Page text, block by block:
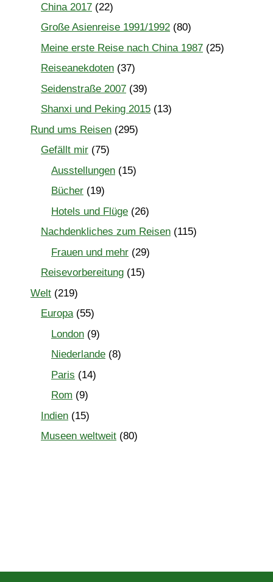
China 2017 (22)
Große Asienreise 1991/1992 (80)
Meine erste Reise nach China 1987 (25)
Reiseanekdoten (37)
Seidenstraße 2007 (39)
Shanxi und Peking 2015 (13)
Rund ums Reisen (295)
Gefällt mir (75)
Ausstellungen (15)
Bücher (19)
Hotels und Flüge (26)
Nachdenkliches zum Reisen (115)
Frauen und mehr (29)
Reisevorbereitung (15)
Welt (219)
Europa(55)
London (9)
Niederlande (8)
Paris (14)
Rom (9)
Indien (15)
Museen weltweit (80)